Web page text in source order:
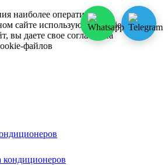
наиболее оперативного
сайте используются cookie-файлы.
вы даете свое согласие на
файлов
кондиционеров